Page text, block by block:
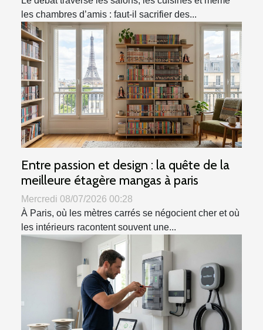
les chambres d’amis : faut-il sacrifier des...
Entre passion et design : la quête de la
meilleure étagère mangas à paris
Mercredi 08/07/2026 00:28
À Paris, où les mètres carrés se négocient cher et où
les intérieurs racontent souvent une...